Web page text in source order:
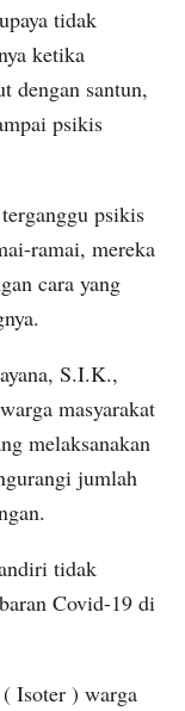
tidak
ketika
dengan santun,
psikis
psikis
ramai, mereka
cara yang
S.I.K.,
masyarakat
melaksanakan
jumlah
tidak
Covid-19 di
Isoter ) warga